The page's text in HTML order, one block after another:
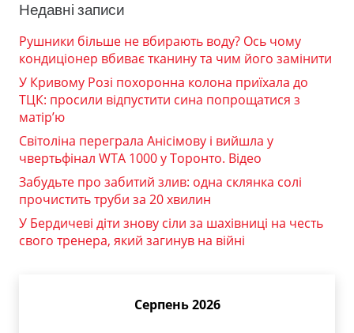
Недавні записи
Рушники більше не вбирають воду? Ось чому
кондиціонер вбиває тканину та чим його замінити
У Кривому Розі похоронна колона приїхала до
ТЦК: просили відпустити сина попрощатися з
матір’ю
Світоліна переграла Анісімову і вийшла у
чвертьфінал WTA 1000 у Торонто. Відео
Забудьте про забитий злив: одна склянка солі
прочистить труби за 20 хвилин
У Бердичеві діти знову сіли за шахівниці на честь
свого тренера, який загинув на війні
Серпень 2026